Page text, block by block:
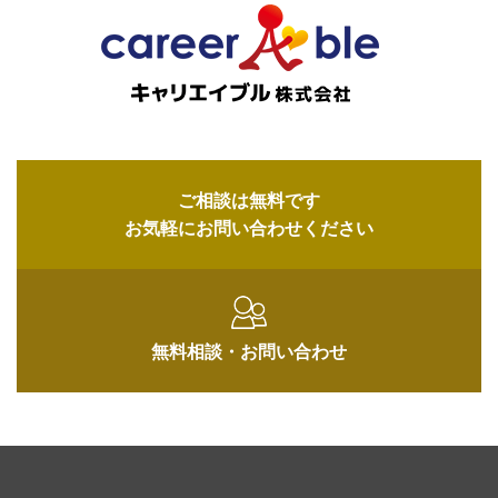
ご相談は無料です
お気軽にお問い合わせください
無料相談・ お問い合わせ